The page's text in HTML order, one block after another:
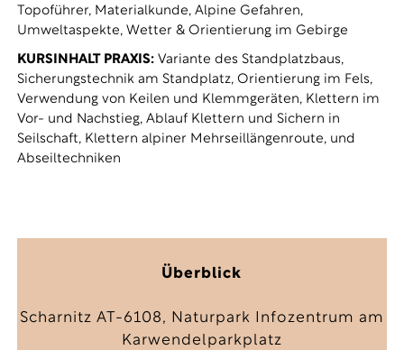
Topoführer, Materialkunde, Alpine Gefahren,
Umweltaspekte, Wetter & Orientierung im Gebirge
KURSINHALT PRAXIS:Variante des Standplatzbaus,
Sicherungstechnik am Standplatz, Orientierung im Fels,
Verwendung von Keilen und Klemmgeräten, Klettern im
Vor- und Nachstieg, Ablauf Klettern und Sichern in
Seilschaft, Klettern alpiner Mehrseillängenroute, und
Abseiltechniken
Überblick
Scharnitz AT-6108, Naturpark Infozentrum am
Karwendelparkplatz